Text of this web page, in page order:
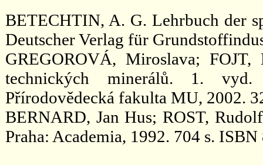
BETECHTIN, A. G. Lehrbuch der
Deutscher Verlag für
GREGOROVÁ, Miroslava;
technických minerálů. 1.
Přírodovědecká fakulta MU, 2002.
BERNARD, Jan Hus; ROST,
Praha: Academia, 1992. 704 s.